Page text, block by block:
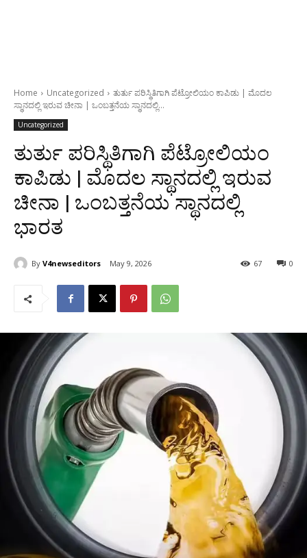
Home Uncategorized
ತುರ್ತು ಪರಿಸ್ಥಿತಿಗಾಗಿ ಪೆಟ್ರೋಲಿಯಂ ಕಾಪಿಡು | ಮೊದಲ
ಸ್ಥಾನದಲ್ಲಿ ಇರುವ ಚೀನಾ | ಒಂಬತ್ತನೆಯ ಸ್ಥಾನದಲ್ಲಿ...
Uncategorized
ತುರ್ತು ಪರಿಸ್ಥಿತಿಗಾಗಿ ಪೆಟ್ರೋಲಿಯಂ
ಕಾಪಿಡು | ಮೊದಲ ಸ್ಥಾನದಲ್ಲಿ ಇರುವ
ಚೀನಾ | ಒಂಬತ್ತನೆಯ ಸ್ಥಾನದಲ್ಲಿ
ಭಾರತ
By V4newseditors May 9, 2026 0
67